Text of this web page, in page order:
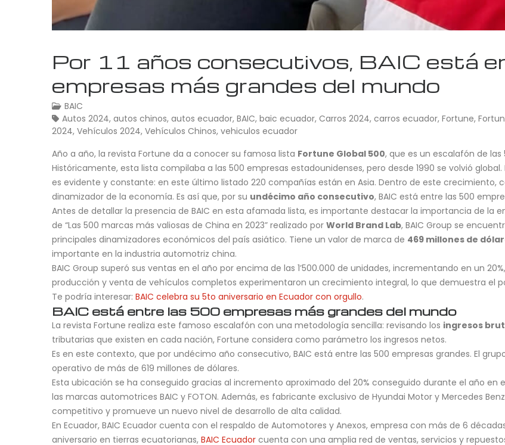
Por 11 años consecutivos, BAIC está
empresas más grandes del mundo
BAIC
Autos 2024, autos chinos, autos ecuador, BAIC, baic ecuador, Carros 2024, carros ecuador, Fortune,
2024, Vehículos 2024, Vehículos Chinos, vehiculos ecuador
Año a año, la revista Fortune da a conocer su famosa lista Fortune Global 500, que es un escalafón de
Históricamente, esta lista compilaba a las 500 empresas estadounidenses, pero desde 1990 se volvió
es evidente y constante: en este último listado 220 compañías están en Asia. Dentro de este crecimiento,
dinamizador de la economía. Es así que, por su undécimo año consecutivo, BAIC está entre las 500
Antes de detallar la presencia de BAIC en esta afamada lista, es importante destacar la importancia de la
de “Las 500 marcas más valiosas de China en 2023” realizado por World Brand Lab, BAIC Group se
principales dinamizadores económicos del país asiático. Tiene un valor de marca de 469 millones de
importante en la industria automotriz china.
BAIC Group superó sus ventas en el año por encima de las 1’500.000 de unidades, incrementando en un
producción y venta de vehículos completos experimentaron un crecimiento integral, lo que demuestra el
Te podría interesar: BAIC celebra su 5to aniversario en Ecuador con orgullo.
BAIC está entre las 500 empresas más grandes del mundo
La revista Fortune realiza este famoso escalafón con una metodología sencilla: revisando los ingresos
tributarias que existen en cada nación, Fortune considera como parámetro los ingresos netos.
Es en este contexto, que por undécimo año consecutivo, BAIC está entre las 500 empresas grandes. El
operativo de más de 619 millones de dólares.
Esta ubicación se ha conseguido gracias al incremento aproximado del 20% conseguido durante el año en
las marcas automotrices BAIC y FOTON. Además, es fabricante exclusivo de Hyundai Motor y Mercedes
competitivo y promueve un nuevo nivel de desarrollo de alta calidad.
En Ecuador, BAIC Ecuador cuenta con el respaldo de Automotores y Anexos, empresa con más de 6
aniversario en tierras ecuatorianas, BAIC Ecuador cuenta con una amplia red de ventas, servicios y